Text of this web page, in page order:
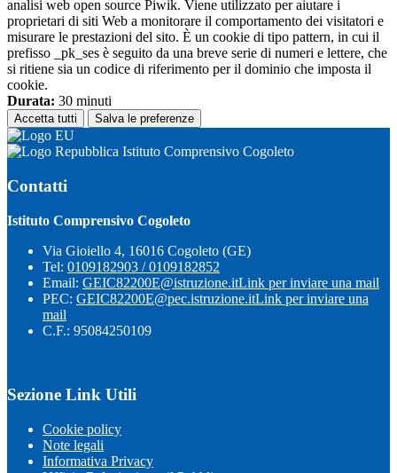
analisi web open source Piwik. Viene utilizzato per aiutare i
proprietari di siti Web a monitorare il comportamento dei visitatori e
misurare le prestazioni del sito. È un cookie di tipo pattern, in cui il
prefisso _pk_ses è seguito da una breve serie di numeri e lettere, che
si ritiene sia un codice di riferimento per il dominio che imposta il
cookie.
Durata: 30 minuti
Accetta tutti Salva le preferenze
Istituto Comprensivo Cogoleto
Contatti
Istituto Comprensivo Cogoleto
Via Gioiello 4, 16016 Cogoleto (GE)
Tel: 0109182903 / 0109182852
Email: GEIC82200E@istruzione.itLink per inviare una mail
PEC: GEIC82200E@pec.istruzione.itLink per inviare una
mail
C.F.: 95084250109
Sezione Link Utili
Cookie policy
Note legali
Informativa Privacy